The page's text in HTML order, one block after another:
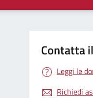
Contatta
Leggi le
Richiedi